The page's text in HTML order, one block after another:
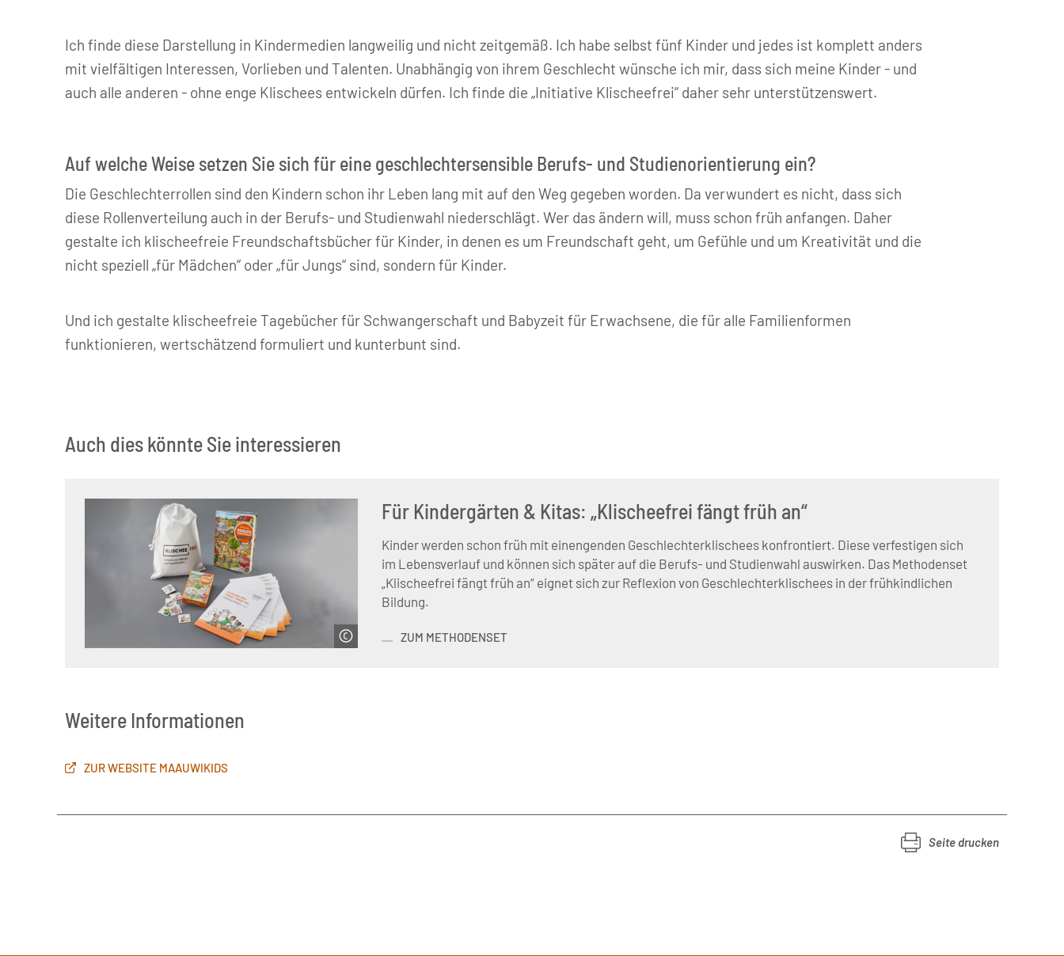
Ich finde diese Darstellung in Kindermedien langweilig und nicht zeitgemäß. Ich habe selbst fünf Kinder und jedes ist komplett anders
mit vielfältigen Interessen, Vorlieben und Talenten. Unabhängig von ihrem Geschlecht wünsche ich mir, dass sich meine Kinder - und
auch alle anderen - ohne enge Klischees entwickeln dürfen. Ich finde die „Initiative Klischeefrei“ daher sehr unterstützenswert.
Auf welche Weise setzen Sie sich für eine geschlechtersensible Berufs- und Studienorientierung ein?
Die Geschlechterrollen sind den Kindern schon ihr Leben lang mit auf den Weg gegeben worden. Da verwundert es nicht, dass sich
diese Rollenverteilung auch in der Berufs- und Studienwahl niederschlägt. Wer das ändern will, muss schon früh anfangen. Daher
gestalte ich klischeefreie Freundschaftsbücher für Kinder, in denen es um Freundschaft geht, um Gefühle und um Kreativität und die
nicht speziell „für Mädchen“ oder „für Jungs“ sind, sondern für Kinder.
Und ich gestalte klischeefreie Tagebücher für Schwangerschaft und Babyzeit für Erwachsene, die für alle Familienformen
funktionieren, wertschätzend formuliert und kunterbunt sind.
Auch dies könnte Sie interessieren
Für Kindergärten & Kitas: „Klischeefrei fängt früh an“
Kinder werden schon früh mit einengenden Geschlechterklischees konfrontiert. Diese verfestigen sich
im Lebensverlauf und können sich später auf die Berufs- und Studienwahl auswirken. Das Methodenset
„Klischeefrei fängt früh an“ eignet sich zur Reflexion von Geschlechterklischees in der frühkindlichen
Bildung.
ZUM METHODENSET
Weitere Informationen
ZUR WEBSITE MAAUWIKIDS
Seite drucken